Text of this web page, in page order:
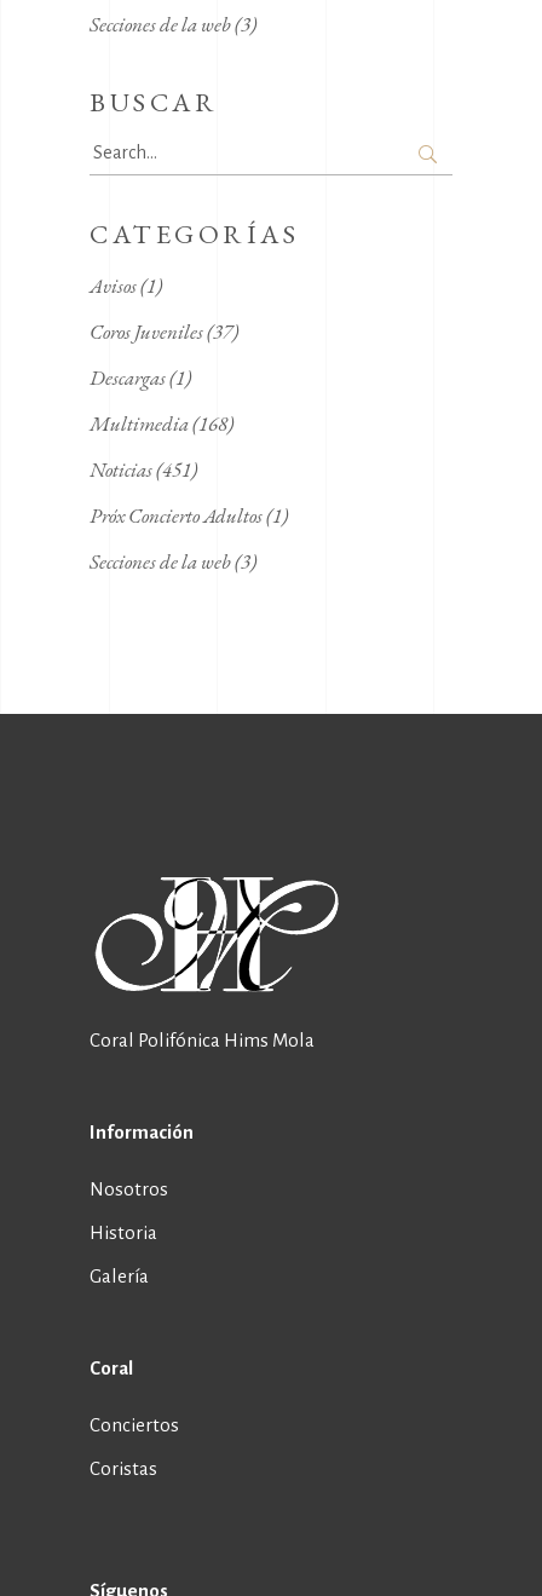
Secciones de la web(3)
BUSCAR
Search
for:
CATEGORÍAS
Avisos(1)
Coros Juveniles(37)
Descargas(1)
Multimedia(168)
Noticias(451)
Próx Concierto Adultos(1)
Secciones de la web(3)
Coral Polifónica Hims Mola
Información
Nosotros
Historia
Galería
Coral
Conciertos
Coristas
Síguenos